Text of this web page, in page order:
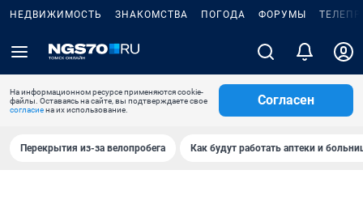
НЕДВИЖИМОСТЬ ЗНАКОМСТВА ПОГОДА ФОРУМЫ
На информационном ресурсе применяются cookie-
файлы. Оставаясь на сайте, вы подтверждаете свое
согласиена их использование.
Согласен
Перекрытия из-за велопробега Как будут работать аптеки и